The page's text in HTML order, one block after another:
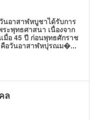
สาฬหบูชาได้รับการ
ะพุทธศาสนา เนื่องจาก
มื่อ 45 ปี ก่อนพุทธศักราช
คือวันอาสาฬหปุรณม�...
ล